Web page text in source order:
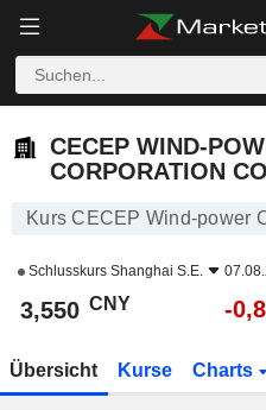
CECEP WIND-
CORPORATION
Kurs CECEP Wind-power
Schlusskurs Shanghai S.E.
3,550 CNY -
Übersicht Kurse Charts